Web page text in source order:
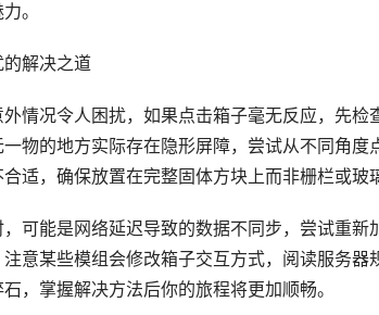
。
解决之道
情况令人困扰，如果点击箱子毫无反应，先
物的地方实际存在隐形屏障，尝试从不同角
适，确保放置在完整固体方块上而非栅栏或玻
可能是网络延迟导致的数据不同步，尝试重
意某些模组会修改箱子交互方式，阅读服务
，掌握解决方法后你的旅程将更加顺畅。